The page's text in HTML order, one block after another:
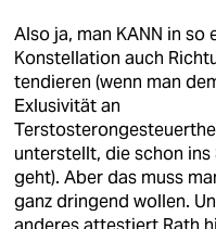
Also ja, man KANN in so
Konstellation auch
tendieren (wenn man
Exlusivität an
unterstellt, die schon ins
geht). Aber das muss
ganz dringend wollen.